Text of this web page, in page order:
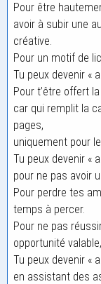
Pour être
avoir à subir une
créative.
Pour un motif de
Tu peux devenir «
Pour t’être offert
car qui remplit la
pages,
uniquement pour
Tu peux devenir «
pour ne pas avoir
Pour perdre tes
temps à percer.
Pour ne pas
opportunité
Tu peux devenir «
en assistant des